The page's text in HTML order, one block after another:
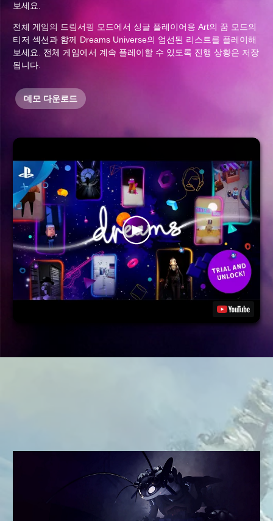
보세요.
전체 게임의 드림서핑 모드에서 싱글 플레이어용 Art의 꿈 모드의
티저 섹션과 함께 Dreams Universe의 엄선된 리스트를 플레이해
보세요. 전체 게임에서 계속 플레이할 수 있도록 진행 상황은 저장
됩니다.
데모 다운로드